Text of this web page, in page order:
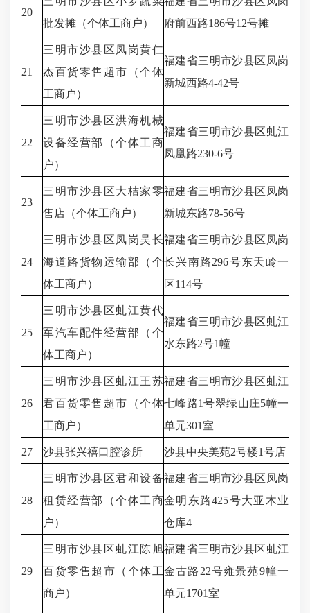
20
批发摊（个体工商户）
府前西路186号12号摊
21
三明市沙县区凤岗黄仁
杰百货零售超市（个体
工商户）
福建省三明市沙县区凤岗
新城西路4-42号
22
三明市沙县区洪海机械
设备经营部（个体工商
户）
福建省三明市沙县区虬江
凤凰路230-6号
23
三明市沙县区大桔家零
售店（个体工商户）
福建省三明市沙县区凤岗
新城东路78-56号
24
三明市沙县区凤岗吴长
海道路货物运输部（个
体工商户）
福建省三明市沙县区凤岗
长兴南路296号东天岭一
区114号
25
三明市沙县区虬江黄代
军汽车配件经营部（个
体工商户）
福建省三明市沙县区虬江
水东路2号1幢
26
三明市沙县区虬江王苏
君百货零售超市（个体
工商户）
福建省三明市沙县区虬江
七峰路1号翠绿山庄5幢一
单元301室
27 沙县张兴禧口腔诊所 沙县中央美苑2号楼1号店
28
三明市沙县区君和设备
租赁经营部（个体工商
户）
福建省三明市沙县区凤岗
金明东路425号大亚木业
仓库4
29
三明市沙县区虬江陈旭
百货零售超市（个体工
商户）
福建省三明市沙县区虬江
金古路22号雍景苑9幢一
单元1701室